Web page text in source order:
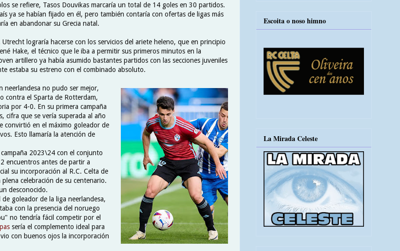
se refiere, Tasos Douvikas marcaría un total de 14 goles en 30 partidos.
ya se habían fijado en él, pero también contaría con ofertas de ligas más
en abandonar su Grecia natal.
lograría hacerse con los servicios del ariete heleno, que en principio
Hake, el técnico que le iba a permitir sus primeros minutos en la
artillero ya había asumido bastantes partidos con las secciones juveniles
estaba su estreno con el combinado absoluto.
neerlandesa no pudo ser mejor,
contra el Sparta de Rotterdam,
por 4-0. En su primera campaña
cifra que se vería superada al año
convirtió en el máximo goleador de
Esto llamaría la atención de
2023\24 con el conjunto
encuentros antes de partir a
su incorporación al R.C. Celta de
celebración de su centenario.
desconocido.
goleador de la liga neerlandesa,
con la presencia del noruego
no tendría fácil competir por el
sería el complemento ideal para
vio con buenos ojos la incorporación
Escoita o noso himno
La Mirada Celeste